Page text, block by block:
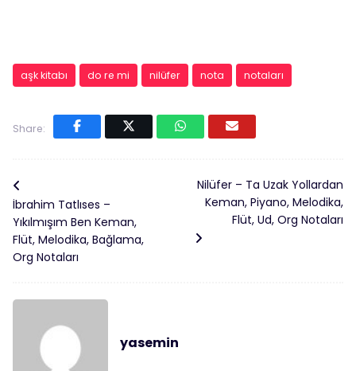
aşk kitabı do re mi nilüfer nota notaları
Share:
İbrahim Tatlıses –
Yıkılmışım Ben Keman,
Flüt, Melodika, Bağlama,
Org Notaları
Nilüfer – Ta Uzak Yollardan
Keman, Piyano, Melodika,
Flüt, Ud, Org Notaları
yasemin